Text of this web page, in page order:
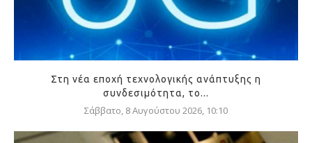
Στη νέα εποχή τεχνολογικής ανάπτυξης η
συνδεσιμότητα, το...
Σάββατο, 8 Αυγούστου 2026, 10:10